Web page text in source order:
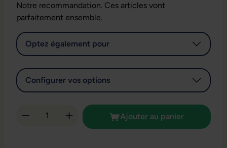
Notre recommandation. Ces articles vont
parfaitement ensemble.
Optez également pour
Configurer vos options
Quantité de produit : Entrez la quantité
Ajouter au panier